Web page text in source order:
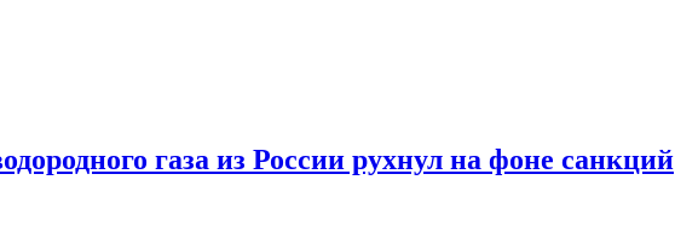
газа из России рухнул на фоне санкций